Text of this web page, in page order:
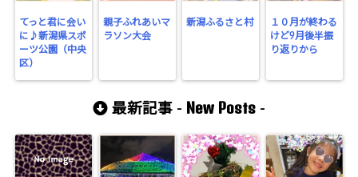
てっと君に会い
に♪新潟県スポ
ーツ公園（中央
区）
親子ふれあいマ
ラソン大会
新潟ふるさと村
１０月が終わる
けど9月後半振
り返りから
最新記事 - New Posts -